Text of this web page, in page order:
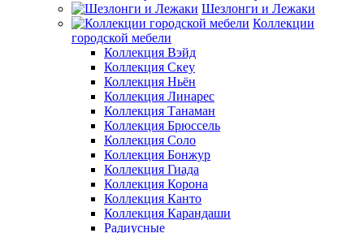
Шезлонги и Лежаки
Коллекции
городской мебели
Коллекция Вэйд
Коллекция Скеу
Коллекция Ньён
Коллекция Линарес
Коллекция Танаман
Коллекция Брюссель
Коллекция Соло
Коллекция Бонжур
Коллекция Гиада
Коллекция Корона
Коллекция Канто
Коллекция Карандаши
Радиусные